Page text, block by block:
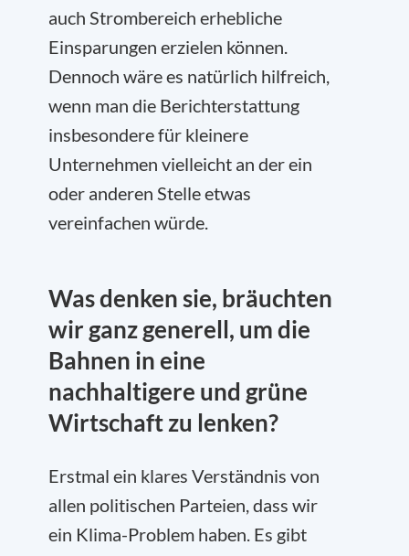
auch Strombereich erhebliche
Einsparungen erzielen können.
Dennoch wäre es natürlich hilfreich,
wenn man die Berichterstattung
insbesondere für kleinere
Unternehmen vielleicht an der ein
oder anderen Stelle etwas
vereinfachen würde.
Was denken sie, bräuchten
wir ganz generell, um die
Bahnen in eine
nachhaltigere und grüne
Wirtschaft zu lenken?
Erstmal ein klares Verständnis von
allen politischen Parteien, dass wir
ein Klima-Problem haben. Es gibt